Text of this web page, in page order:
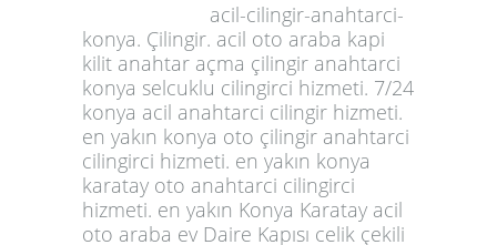
acil-cilingir-anahtarci-
konya. Çilingir. acil oto araba kapi
kilit anahtar açma çilingir anahtarci
konya selcuklu cilingirci hizmeti. 7/24
konya acil anahtarci cilingir hizmeti.
en yakın konya oto çilingir anahtarci
cilingirci hizmeti. en yakın konya
karatay oto anahtarci cilingirci
hizmeti. en yakın Konya Karatay acil
oto araba ev Daire Kapısı celik çekili